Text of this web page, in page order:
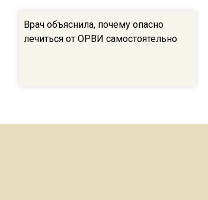
Врач объяснила, почему опасно
лечиться от ОРВИ самостоятельно